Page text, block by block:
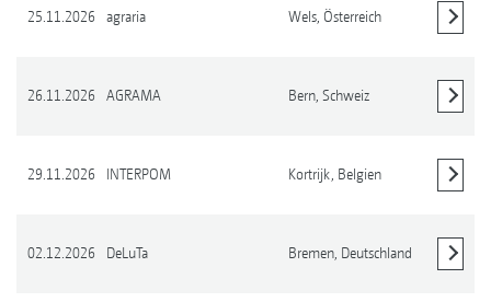
25.11.2026 agraria Wels, Österreich
26.11.2026 AGRAMA Bern, Schweiz
29.11.2026 INTERPOM Kortrijk, Belgien
02.12.2026 DeLuTa Bremen, Deutschland